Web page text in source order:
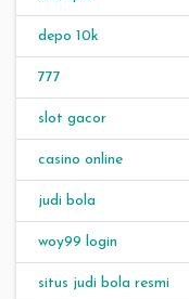
depo 10k
777
slot gacor
casino online
judi bola
woy99 login
situs judi bola resmi